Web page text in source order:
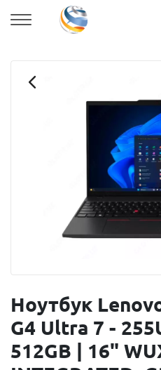
Ноутбук
G4 Ultra 7 -
512GB | 16"